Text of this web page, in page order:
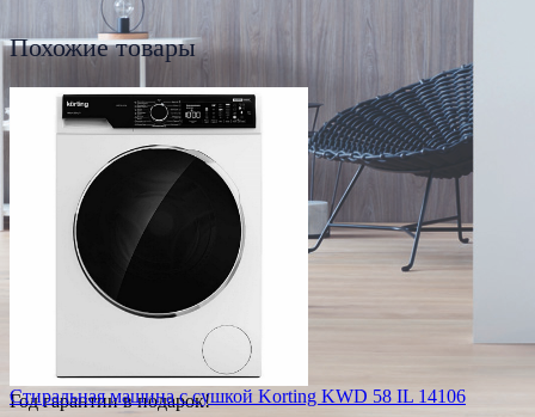
Похожие товары
Год гарантии в подарок!
Стиральная машина с сушкой Korting KWD 58 IL 14106